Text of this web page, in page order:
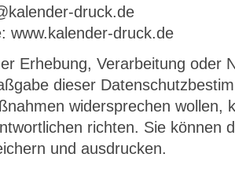
druck.de
www.kalender-druck.de
Erhebung, Verarbeitung oder
dieser
widersprechen wollen,
richten. Sie können
und ausdrucken.